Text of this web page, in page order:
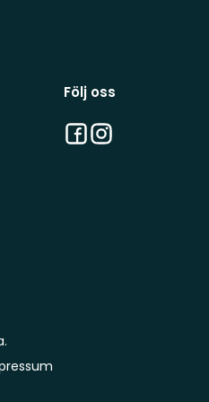
Följ oss
Facebook
Instagram